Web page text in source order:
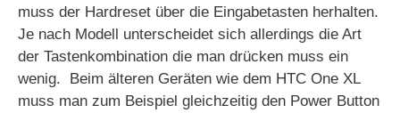
muss der Hardreset über die Eingabetasten herhalten.
Je nach Modell unterscheidet sich allerdings die Art
der Tastenkombination die man drücken muss ein
wenig. Beim älteren Geräten wie dem HTC One XL
muss man zum Beispiel gleichzeitig den Power Button